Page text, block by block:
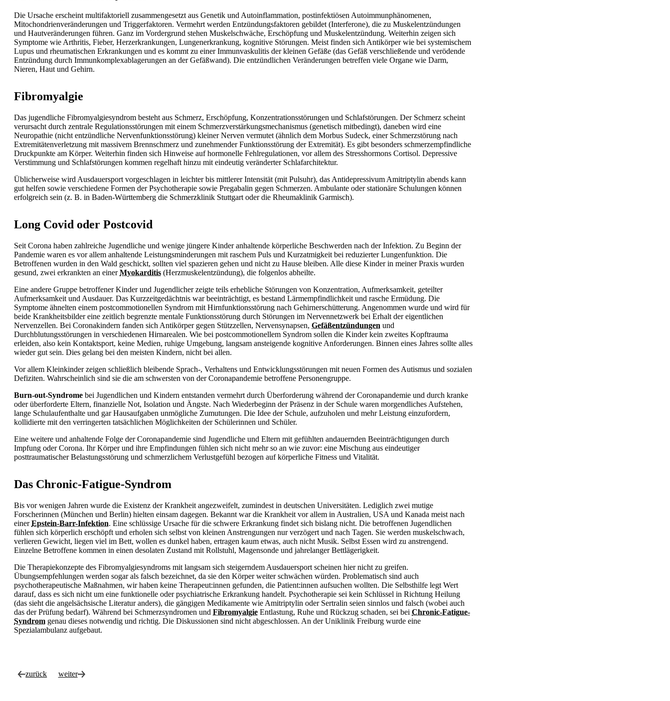
Die Ursache erscheint multifaktoriell zusammengesetzt aus Genetik und Autoinflammation, postinfektiösen Autoimmunphänomenen,
Mitochondrienveränderungen und Triggerfaktoren. Vermehrt werden Entzündungsfaktoren gebildet (Interferone), die zu Muskelentzündungen
und Hautveränderungen führen. Ganz im Vordergrund stehen Muskelschwäche, Erschöpfung und Muskelentzündung. Weiterhin zeigen sich
Symptome wie Arthritis, Fieber, Herzerkrankungen, Lungenerkrankung, kognitive Störungen. Meist finden sich Antikörper wie bei systemischem
Lupus und rheumatischen Erkrankungen und es kommt zu einer Immunvaskulitis der kleinen Gefäße (das Gefäß verschließende und verödende
Entzündung durch Immunkomplexablagerungen an der Gefäßwand). Die entzündlichen Veränderungen betreffen viele Organe wie Darm,
Nieren, Haut und Gehirn.
Fibromyalgie
Das jugendliche Fibromyalgiesyndrom besteht aus Schmerz, Erschöpfung, Konzentrationsstörungen und Schlafstörungen. Der Schmerz scheint
verursacht durch zentrale Regulationsstörungen mit einem Schmerzverstärkungsmechanismus (genetisch mitbedingt), daneben wird eine
Neuropathie (nicht entzündliche Nervenfunktionsstörung) kleiner Nerven vermutet (ähnlich dem Morbus Sudeck, einer Schmerzstörung nach
Extremitätenverletzung mit massivem Brennschmerz und zunehmender Funktionsstörung der Extremität). Es gibt besonders schmerzempfindliche
Druckpunkte am Körper. Weiterhin finden sich Hinweise auf hormonelle Fehlregulationen, vor allem des Stresshormons Cortisol. Depressive
Verstimmung und Schlafstörungen kommen regelhaft hinzu mit eindeutig veränderter Schlafarchitektur.
Üblicherweise wird Ausdauersport vorgeschlagen in leichter bis mittlerer Intensität (mit Pulsuhr), das Antidepressivum Amitriptylin abends kann
gut helfen sowie verschiedene Formen der Psychotherapie sowie Pregabalin gegen Schmerzen. Ambulante oder stationäre Schulungen können
erfolgreich sein (z. B. in Baden-Württemberg die Schmerzklinik Stuttgart oder die Rheumaklinik Garmisch).
Long Covid oder Postcovid
Seit Corona haben zahlreiche Jugendliche und wenige jüngere Kinder anhaltende körperliche Beschwerden nach der Infektion. Zu Beginn der
Pandemie waren es vor allem anhaltende Leistungsminderungen mit raschem Puls und Kurzatmigkeit bei reduzierter Lungenfunktion. Die
Betroffenen wurden in den Wald geschickt, sollten viel spazieren gehen und nicht zu Hause bleiben. Alle diese Kinder in meiner Praxis wurden
gesund, zwei erkrankten an einerMyokarditis (Herzmuskelentzündung), die folgenlos abheilte.
Eine andere Gruppe betroffener Kinder und Jugendlicher zeigte teils erhebliche Störungen von Konzentration, Aufmerksamkeit, geteilter
Aufmerksamkeit und Ausdauer. Das Kurzzeitgedächtnis war beeinträchtigt, es bestand Lärmempfindlichkeit und rasche Ermüdung. Die
Symptome ähnelten einem postcommotionellen Syndrom mit Hirnfunktionsstörung nach Gehirnerschütterung. Angenommen wurde und wird für
beide Krankheitsbilder eine zeitlich begrenzte mentale Funktionsstörung durch Störungen im Nervennetzwerk bei Erhalt der eigentlichen
Nervenzellen. Bei Coronakindern fanden sich Antikörper gegen Stützzellen, Nervensynapsen, Gefäßentzündungen und
Durchblutungsstörungen in verschiedenen Hirnarealen. Wie bei postcommotionellem Syndrom sollen die Kinder kein zweites Kopftrauma
erleiden, also kein Kontaktsport, keine Medien, ruhige Umgebung, langsam ansteigende kognitive Anforderungen. Binnen eines Jahres sollte alles
wieder gut sein. Dies gelang bei den meisten Kindern, nicht bei allen.
Vor allem Kleinkinder zeigen schließlich bleibende Sprach-, Verhaltens und Entwicklungsstörungen mit neuen Formen des Autismus und sozialen
Defiziten. Wahrscheinlich sind sie die am schwersten von der Coronapandemie betroffene Personengruppe.
Burn-out-Syndrome bei Jugendlichen und Kindern entstanden vermehrt durch Überforderung während der Coronapandemie und durch kranke
oder überforderte Eltern, finanzielle Not, Isolation und Ängste. Nach Wiederbeginn der Präsenz in der Schule waren morgendliches Aufstehen,
lange Schulaufenthalte und gar Hausaufgaben unmögliche Zumutungen. Die Idee der Schule, aufzuholen und mehr Leistung einzufordern,
kollidierte mit den verringerten tatsächlichen Möglichkeiten der Schülerinnen und Schüler.
Eine weitere und anhaltende Folge der Coronapandemie sind Jugendliche und Eltern mit gefühlten andauernden Beeinträchtigungen durch
Impfung oder Corona. Ihr Körper und ihre Empfindungen fühlen sich nicht mehr so an wie zuvor: eine Mischung aus eindeutiger
posttraumatischer Belastungsstörung und schmerzlichem Verlustgefühl bezogen auf körperliche Fitness und Vitalität.
Das Chronic-Fatigue-Syndrom
Bis vor wenigen Jahren wurde die Existenz der Krankheit angezweifelt, zumindest in deutschen Universitäten. Lediglich zwei mutige
Forscherinnen (München und Berlin) hielten einsam dagegen. Bekannt war die Krankheit vor allem in Australien, USA und Kanada meist nach
einerEpstein-Barr-Infektion. Eine schlüssige Ursache für die schwere Erkrankung findet sich bislang nicht. Die betroffenen Jugendlichen
fühlen sich körperlich erschöpft und erholen sich selbst von kleinen Anstrengungen nur verzögert und nach Tagen. Sie werden muskelschwach,
verlieren Gewicht, liegen viel im Bett, wollen es dunkel haben, ertragen kaum etwas, auch nicht Musik. Selbst Essen wird zu anstrengend.
Einzelne Betroffene kommen in einen desolaten Zustand mit Rollstuhl, Magensonde und jahrelanger Bettlägerigkeit.
Die Therapiekonzepte des Fibromyalgiesyndroms mit langsam sich steigerndem Ausdauersport scheinen hier nicht zu greifen.
Übungsempfehlungen werden sogar als falsch bezeichnet, da sie den Körper weiter schwächen würden. Problematisch sind auch
psychotherapeutische Maßnahmen, wir haben keine Therapeut:innen gefunden, die Patient:innen aufsuchen wollten. Die Selbsthilfe legt Wert
darauf, dass es sich nicht um eine funktionelle oder psychiatrische Erkrankung handelt. Psychotherapie sei kein Schlüssel in Richtung Heilung
(das sieht die angelsächsische Literatur anders), die gängigen Medikamente wie Amitriptylin oder Sertralin seien sinnlos und falsch (wobei auch
das der Prüfung bedarf). Während bei Schmerzsyndromen und Fibromyalgie Entlastung, Ruhe und Rückzug schaden, sei bei Chronic-Fatigue-
Syndrom genau dieses notwendig und richtig. Die Diskussionen sind nicht abgeschlossen. An der Uniklinik Freiburg wurde eine
Spezialambulanz aufgebaut.
zurück weiter